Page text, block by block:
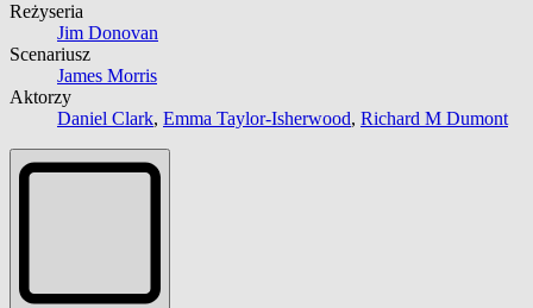
Reżyseria
Jim Donovan
Scenariusz
James Morris
Aktorzy
Daniel Clark, Emma Taylor-Isherwood, Richard M Dumont